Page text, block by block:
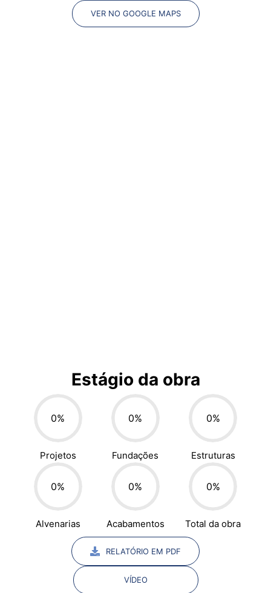
VER NO GOOGLE MAPS
Estágio da obra
0%
Projetos
0%
Fundações
0%
Estruturas
0%
Alvenarias
0%
Acabamentos
0%
Total da obra
RELATÓRIO EM PDF
VÍDEO